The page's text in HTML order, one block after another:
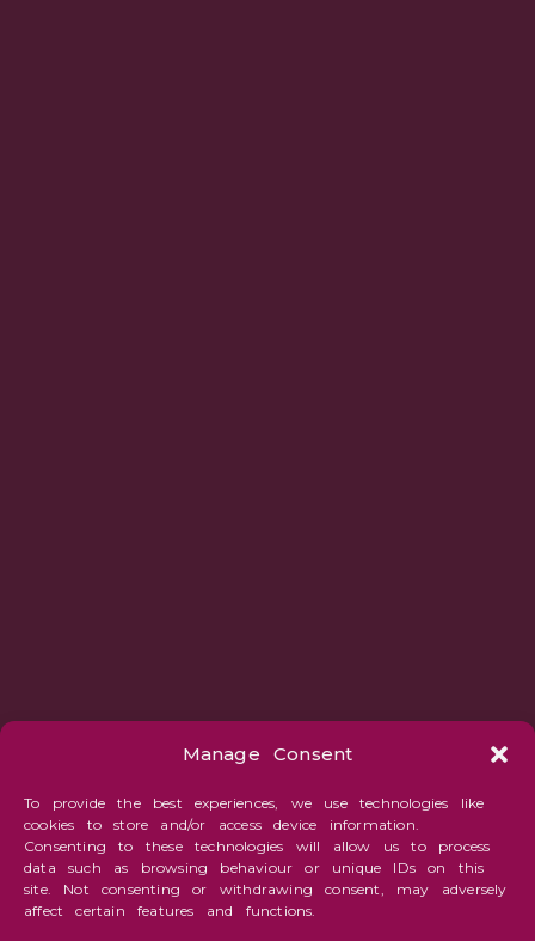
Manage Consent
To provide the best experiences, we use technologies like
cookies to store and/or access device information.
Consenting to these technologies will allow us to process
data such as browsing behaviour or unique IDs on this
site. Not consenting or withdrawing consent, may adversely
affect certain features and functions.